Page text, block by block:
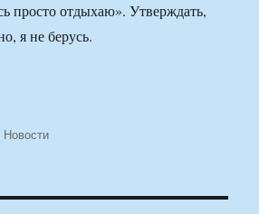
просто отдыхаю». Утверждать,
я не берусь.
Рубрики
Новости